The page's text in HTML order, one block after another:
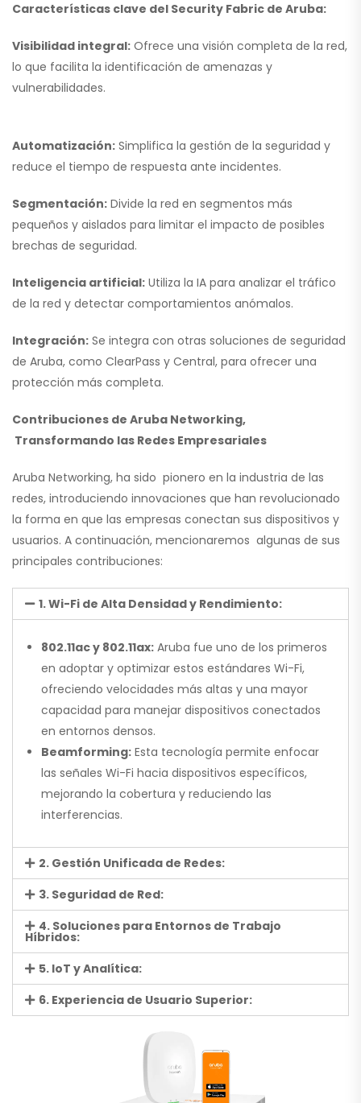
Características clave del Security Fabric de Aruba:
Visibilidad integral: Ofrece una visión completa de la red,
lo que facilita la identificación de amenazas y
vulnerabilidades.
Automatización: Simplifica la gestión de la seguridad y
reduce el tiempo de respuesta ante incidentes.
Segmentación: Divide la red en segmentos más
pequeños y aislados para limitar el impacto de posibles
brechas de seguridad.
Inteligencia artificial: Utiliza la IA para analizar el tráfico
de la red y detectar comportamientos anómalos.
Integración: Se integra con otras soluciones de seguridad
de Aruba, como ClearPass y Central, para ofrecer una
protección más completa.
Contribuciones de Aruba Networking,
Transformando las Redes Empresariales
Aruba Networking, ha sido pionero en la industria de las
redes, introduciendo innovaciones que han revolucionado
la forma en que las empresas conectan sus dispositivos y
usuarios. A continuación, mencionaremos algunas de sus
principales contribuciones:
1. Wi-Fi de Alta Densidad y Rendimiento:
802.11ac y 802.11ax: Aruba fue uno de los primeros
en adoptar y optimizar estos estándares Wi-Fi,
ofreciendo velocidades más altas y una mayor
capacidad para manejar dispositivos conectados
en entornos densos.
Beamforming: Esta tecnología permite enfocar
las señales Wi-Fi hacia dispositivos específicos,
mejorando la cobertura y reduciendo las
interferencias.
2. Gestión Unificada de Redes:
3. Seguridad de Red:
4. Soluciones para Entornos de Trabajo
Híbridos:
5. IoT y Analítica:
6. Experiencia de Usuario Superior: